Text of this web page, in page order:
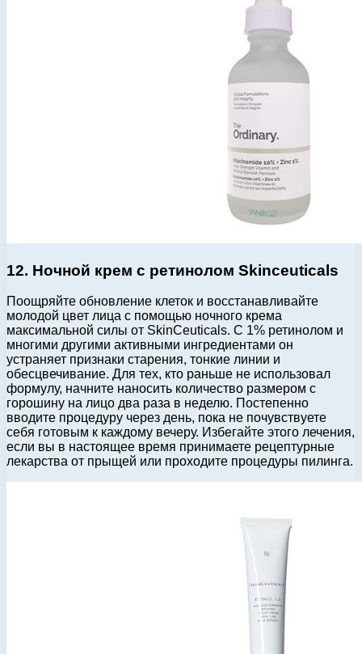
12. Ночной крем с ретинолом Skinceuticals
Поощряйте обновление клеток и восстанавливайте
молодой цвет лица с помощью ночного крема
максимальной силы от SkinCeuticals. С 1% ретинолом и
многими другими активными ингредиентами он
устраняет признаки старения, тонкие линии и
обесцвечивание. Для тех, кто раньше не использовал
формулу, начните наносить количество размером с
горошину на лицо два раза в неделю. Постепенно
вводите процедуру через день, пока не почувствуете
себя готовым к каждому вечеру. Избегайте этого лечения,
если вы в настоящее время принимаете рецептурные
лекарства от прыщей или проходите процедуры пилинга.